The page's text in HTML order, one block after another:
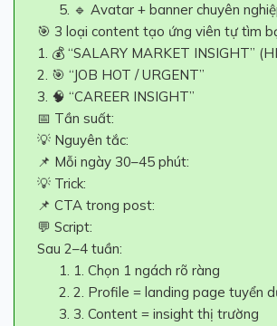
🔹 Avatar + banner chuyên
🎯 3 loại content tạo ứng viên tự tìm
1. 💰 “SALARY MARKET INSIGHT”
2. 🎯 “JOB HOT / URGENT”
3. 🧠 “CAREER INSIGHT”
📅 Tần suất:
💡 Nguyên tắc:
📌 Mỗi ngày 30–45 phút:
💡 Trick:
📌 CTA trong post:
💬 Script:
Sau 2–4 tuần:
1. Chọn 1 ngách rõ ràng
2. Profile = landing page tuyển
3. Content = insight thị trường